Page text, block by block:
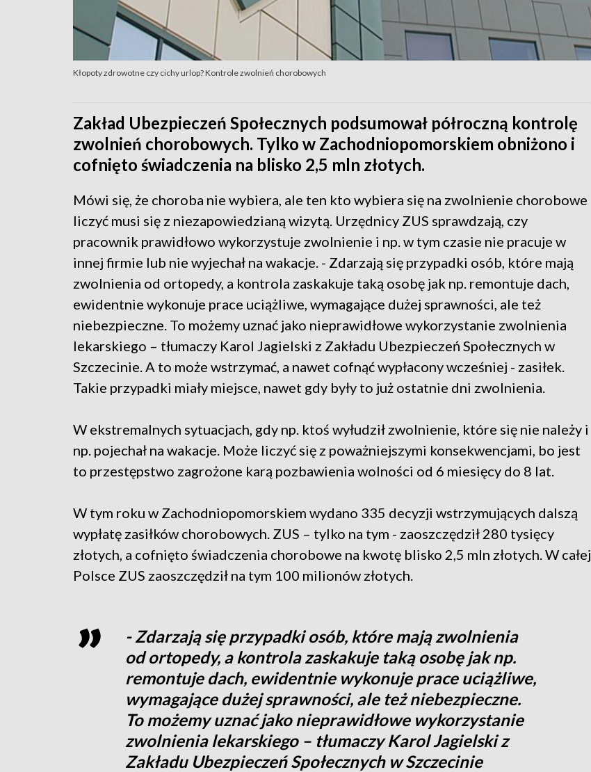
Kłopoty zdrowotne czy cichy urlop? Kontrole zwolnień chorobowych
Zakład Ubezpieczeń Społecznych podsumował półroczną kontrolę
zwolnień chorobowych. Tylko w Zachodniopomorskiem obniżono i
cofnięto świadczenia na blisko 2,5 mln złotych.
Mówi się, że choroba nie wybiera, ale ten kto wybiera się na zwolnienie chorobowe
liczyć musi się z niezapowiedzianą wizytą. Urzędnicy ZUS sprawdzają, czy
pracownik prawidłowo wykorzystuje zwolnienie i np. w tym czasie nie pracuje w
innej firmie lub nie wyjechał na wakacje. - Zdarzają się przypadki osób, które mają
zwolnienia od ortopedy, a kontrola zaskakuje taką osobę jak np. remontuje dach,
ewidentnie wykonuje prace uciążliwe, wymagające dużej sprawności, ale też
niebezpieczne. To możemy uznać jako nieprawidłowe wykorzystanie zwolnienia
lekarskiego – tłumaczy Karol Jagielski z Zakładu Ubezpieczeń Społecznych w
Szczecinie. A to może wstrzymać, a nawet cofnąć wypłacony wcześniej - zasiłek.
Takie przypadki miały miejsce, nawet gdy były to już ostatnie dni zwolnienia.
W ekstremalnych sytuacjach, gdy np. ktoś wyłudził zwolnienie, które się nie należy i
np. pojechał na wakacje. Może liczyć się z poważniejszymi konsekwencjami, bo jest
to przestępstwo zagrożone karą pozbawienia wolności od 6 miesięcy do 8 lat.
W tym roku w Zachodniopomorskiem wydano 335 decyzji wstrzymujących dalszą
wypłatę zasiłków chorobowych. ZUS – tylko na tym - zaoszczędził 280 tysięcy
złotych, a cofnięto świadczenia chorobowe na kwotę blisko 2,5 mln złotych. W całej
Polsce ZUS zaoszczędził na tym 100 milionów złotych.
- Zdarzają się przypadki osób, które mają zwolnienia
od ortopedy, a kontrola zaskakuje taką osobę jak np.
remontuje dach, ewidentnie wykonuje prace uciążliwe,
wymagające dużej sprawności, ale też niebezpieczne.
To możemy uznać jako nieprawidłowe wykorzystanie
zwolnienia lekarskiego – tłumaczy Karol Jagielski z
Zakładu Ubezpieczeń Społecznych w Szczecinie